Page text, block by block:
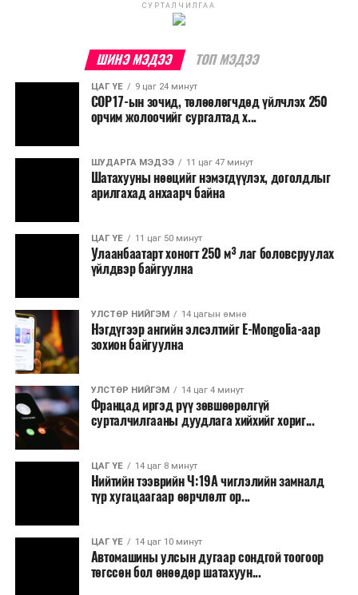
Харин дараах зардлыг хязгаарлахаар болсон байна.
шийдвэртэйгээс бусад хурал, зөвлөгөөн, ой,
тэмдэглэлт өдөр, найр наадам, соёлын арга
Урьдчилан төлөвлөсөн төрийн өндөр албан
тушаалтны томилолтоос бусад гадаад
томилолт, гадаадын зочин хүлээн авах зардал;
Зайлшгүй шаардлагагүй тоног төхөөрөмж,
тавилга, автомашин худалдан авах;
Батлан хамгаалах, хууль зүйн салбараас бусад
Хуулиар заавал мэдээлэхээс бусад кино,
контент, хэвлэлийн зардал;
Заавал олгохоос бусад тэтгэмж, урамшуулал.
Санхүүгийн хэмнэлтийн горимыг 2026 оны
арванхоёрдугаар сарын 31 хүртэл мөрдөнө. Харин
эрүүл мэндийн салбар уг хэмнэлтийн горимд
хамрагдахгүй бөгөөд цэцэрлэг, сургуулийн хүүхдийн
эрт илрүүлэг, вакцинжуулалт, томуу, томуу төст
өвчний эсрэг арга хэмжээ зэрэг зайлшгүй
үргэлжилнэ гэж Ерөнхий сайд Н.Учрал онцоллоо.
Мөн бүх шатны төсвийн ерөнхийлөн захирагч нарт
салбар бүрдээ урсгал зардлыг 20 хувиар бууруулах,
СУРТАЛЧИЛГАА
ШИНЭ МЭДЭЭ ТОП МЭДЭЭ
ЦАГ ҮЕ 9 цаг 24 минут
COP17-ын зочид, төлөөлөгчдөд үйлчлэх 250
орчим жолоочийг сургалтад х...
ШУДАРГА МЭДЭЭ 11 цаг 47 минут
Шатахууны нөөцийг нэмэгдүүлэх, доголдлыг
арилгахад анхаарч байна
ЦАГ ҮЕ 11 цаг 50 минут
Улаанбаатарт хоногт 250 м³ лаг боловсруулах
үйлдвэр байгуулна
УЛСТӨР НИЙГЭМ 14 цагын өмнө
Нэгдүгээр ангийн элсэлтийг E-Mongolia-аар
зохион байгуулна
УЛСТӨР НИЙГЭМ 14 цаг 4 минут
Францад иргэд рүү зөвшөөрөлгүй
сурталчилгааны дуудлага хийхийг хориг...
ЦАГ ҮЕ 14 цаг 8 минут
Нийтийн тээврийн Ч:19А чиглэлийн замналд
түр хугацаагаар өөрчлөлт ор...
ЦАГ ҮЕ 14 цаг 10 минут
Автомашины улсын дугаар сондгой тоогоор
төгссөн бол өнөөдөр шатахуун...